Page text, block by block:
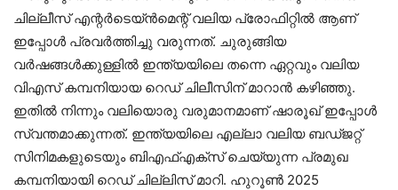
ചില്ലീസ് എന്റർടെയ്ൻമെന്റ് വലിയ പ്രോഫിറ്റിൽ ആണ്
ഇപ്പോൾ പ്രവർത്തിച്ചു വരുന്നത്. ചുരുങ്ങിയ
വർഷങ്ങൾക്കുള്ളിൽ ഇന്ത്യയിലെ തന്നെ ഏറ്റവും വലിയ
വിഎസ് കമ്പനിയായ റെഡ് ചിലീസിന് മാറാൻ കഴിഞ്ഞു.
ഇതിൽ നിന്നും വലിയൊരു വരുമാനമാണ് ഷാരൂഖ് ഇപ്പോൾ
സ്വന്തമാക്കുന്നത്. ഇന്ത്യയിലെ എല്ലാ വലിയ ബഡ്ജറ്റ്
സിനിമകളുടെയും ബിഎഫ്എക്സ് ചെയ്യുന്ന പ്രമുഖ
കമ്പനിയായി റെഡ് ചില്ലിസ് മാറി. ഹുറൂൺ 2025